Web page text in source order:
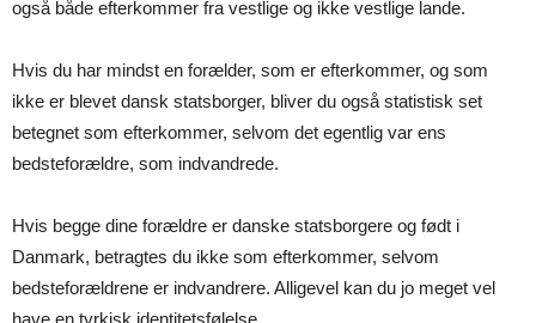
også både efterkommer fra vestlige og ikke vestlige lande.
Hvis du har mindst en forælder, som er efterkommer, og som
ikke er blevet dansk statsborger, bliver du også statistisk set
betegnet som efterkommer, selvom det egentlig var ens
bedsteforældre, som indvandrede.
Hvis begge dine forældre er danske statsborgere og født i
Danmark, betragtes du ikke som efterkommer, selvom
bedsteforældrene er indvandrere. Alligevel kan du jo meget vel
have en tyrkisk identitetsfølelse.